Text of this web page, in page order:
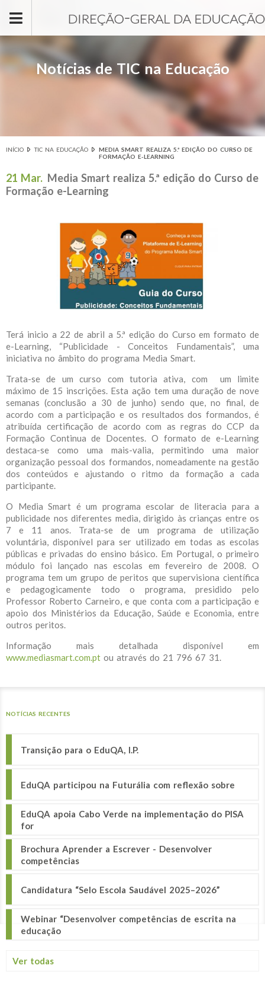
Notícias de TIC na Educação
INÍCIO TIC NA EDUCAÇÃO
MEDIA SMART REALIZA 5.ª EDIÇÃO DO CURSO DE
FORMAÇÃO E-LEARNING
21 Mar. Media Smart realiza 5.ª edição do Curso de
Formação e-Learning
Terá inicio a 22 de abril a 5.ª edição do Curso em formato de
e-Learning, “Publicidade - Conceitos Fundamentais”, uma
iniciativa no âmbito do programa Media Smart.
Trata-se de um curso com tutoria ativa, com um limite
máximo de 15 inscrições. Esta ação tem uma duração de nove
semanas (conclusão a 30 de junho) sendo que, no final, de
acordo com a participação e os resultados dos formandos, é
atribuída certificação de acordo com as regras do CCP da
Formação Continua de Docentes. O formato de e-Learning
destaca-se como uma mais-valia, permitindo uma maior
organização pessoal dos formandos, nomeadamente na gestão
dos conteúdos e ajustando o ritmo da formação a cada
participante.
O Media Smart é um programa escolar de literacia para a
publicidade nos diferentes media, dirigido às crianças entre os
7 e 11 anos. Trata-se de um programa de utilização
voluntária, disponível para ser utilizado em todas as escolas
públicas e privadas do ensino básico. Em Portugal, o primeiro
módulo foi lançado nas escolas em fevereiro de 2008. O
programa tem um grupo de peritos que supervisiona científica
e pedagogicamente todo o programa, presidido pelo
Professor Roberto Carneiro, e que conta com a participação e
apoio dos Ministérios da Educação, Saúde e Economia, entre
outros peritos.
Informação mais detalhada disponível em
www.mediasmart.com.pt ou através do 21 796 67 31.
NOTÍCIAS RECENTES
Transição para o EduQA, I.P.
EduQA participou na Futurália com reflexão sobre
EduQA apoia Cabo Verde na implementação do PISA
for
Brochura Aprender a Escrever - Desenvolver
competências
Candidatura “Selo Escola Saudável 2025–2026”
Webinar “Desenvolver competências de escrita na
educação
Ver todas